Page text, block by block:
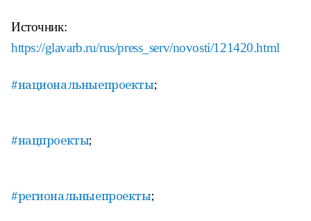
Источник:
https://glavarb.ru/rus/press_serv/novosti/121420.html
#национальныепроекты;
#нацпроекты;
#региональныепроекты;